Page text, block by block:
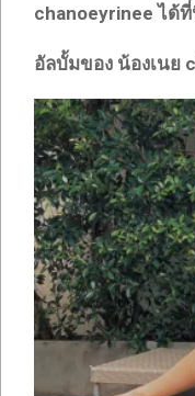
chanoeyrineeได้
อัลบั้มของ น้องเนย